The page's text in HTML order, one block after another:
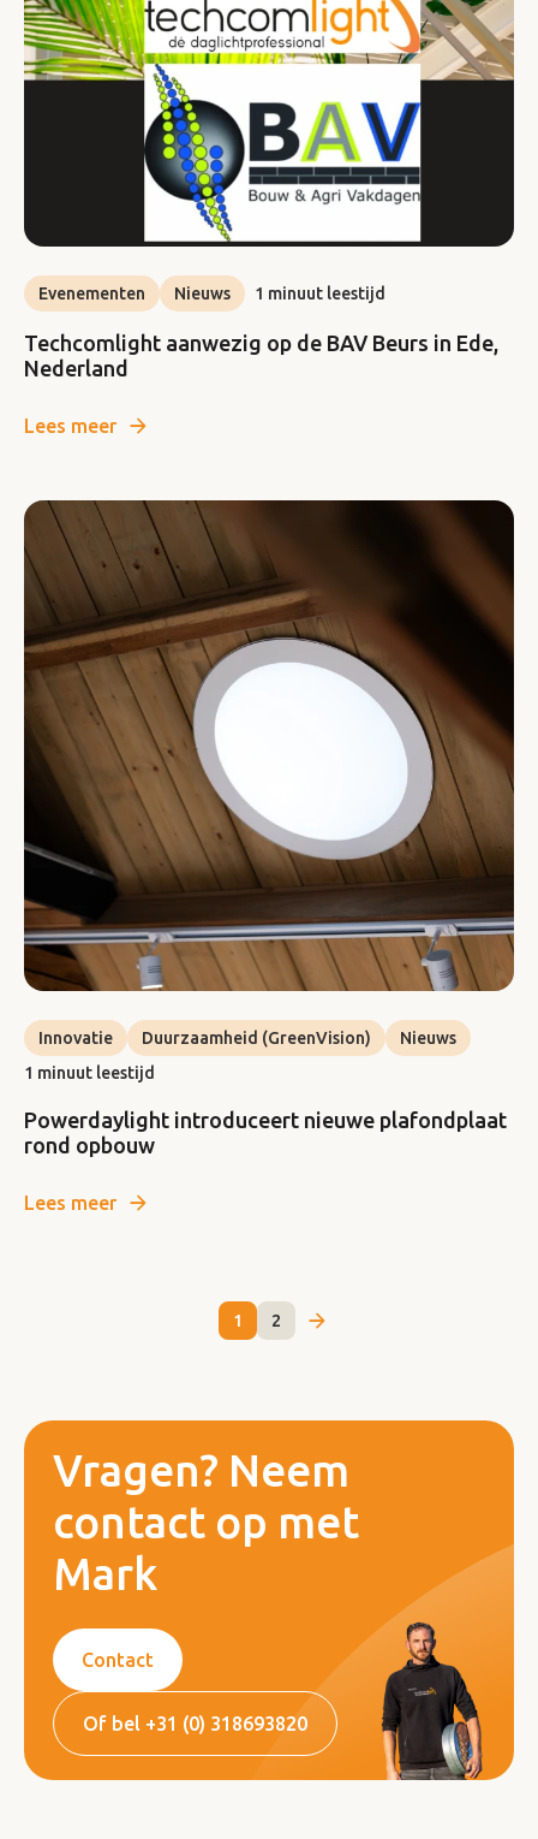
Evenementen Nieuws 1 minuut leestijd
Techcomlight aanwezig op de BAV Beurs in Ede,
Nederland
Lees meer
Innovatie Duurzaamheid (GreenVision)
Nieuws
1 minuut leestijd
Powerdaylight introduceert nieuwe plafondplaat
rond opbouw
Lees meer
1 2
Vragen? Neem
contact op met
Mark
Contact
Of bel +31 (0) 318693820